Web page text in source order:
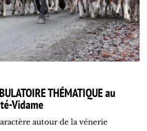
THÉMATIQUE au
Vidame
autour de la vénerie